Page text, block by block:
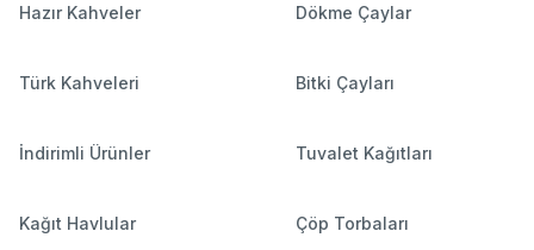
Hazır Kahveler Dökme Çaylar
Türk Kahveleri Bitki Çayları
İndirimli Ürünler Tuvalet Kağıtları
Kağıt Havlular Çöp Torbaları